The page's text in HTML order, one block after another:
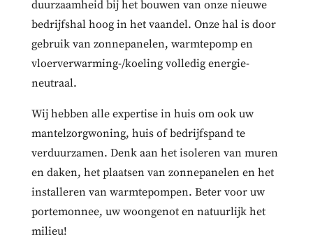
duurzaamheid bij het bouwen van onze nieuwe
bedrijfshal hoog in het vaandel. Onze hal is door
gebruik van zonnepanelen, warmtepomp en
vloerverwarming-/koeling volledig energie-
neutraal.
Wij hebben alle expertise in huis om ook uw
mantelzorgwoning, huis of bedrijfspand te
verduurzamen. Denk aan het isoleren van muren
en daken, het plaatsen van zonnepanelen en het
installeren van warmtepompen. Beter voor uw
portemonnee, uw woongenot en natuurlijk het
milieu!